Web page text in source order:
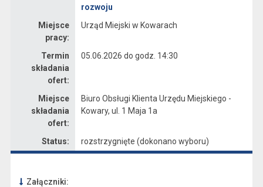
rozwoju
Miejsce
pracy:
Urząd Miejski w Kowarach
Termin
składania
ofert:
05.06.2026 do godz. 14:30
Miejsce
składania
ofert:
Biuro Obsługi Klienta Urzędu Miejskiego -
Kowary, ul. 1 Maja 1a
Status: rozstrzygnięte (dokonano wyboru)
Załączniki: